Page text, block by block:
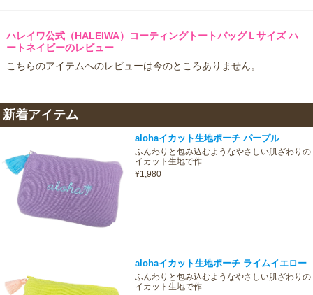
ハレイワ公式（HALEIWA）コーティングトートバッグＬサイズ ハ
ートネイビーのレビュー
こちらのアイテムへのレビューは今のところありません。
新着アイテム
alohaイカット生地ポーチ パープル
ふんわりと包み込むようなやさしい肌ざわりの
イカット生地で作…
¥1,980
alohaイカット生地ポーチ ライムイエロー
ふんわりと包み込むようなやさしい肌ざわりの
イカット生地で作…